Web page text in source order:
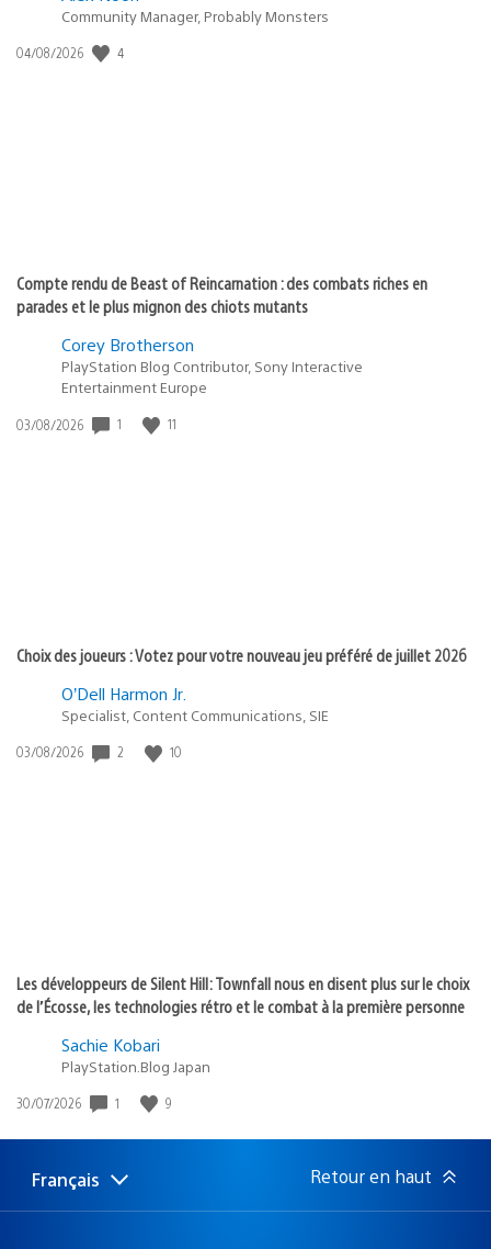
Community Manager, Probably Monsters
Date
04/08/2026 4
Compte rendu de Beast of Reincarnation : des combats riches en
parades et le plus mignon des chiots mutants
Corey Brotherson
PlayStation Blog Contributor, Sony Interactive
Entertainment Europe
Date
03/08/2026 1 11
Choix des joueurs : Votez pour votre nouveau jeu préféré de juillet 2026
O’Dell Harmon Jr.
Specialist, Content Communications, SIE
Date
03/08/2026 2 10
Les développeurs de Silent Hill: Townfall nous en disent plus sur le choix
de l’Écosse, les technologies rétro et le combat à la première personne
Sachie Kobari
PlayStation.Blog Japan
Date
publication
30/07/2026 1 9
Choisir
une
Région
actuelle
Français Retour en haut